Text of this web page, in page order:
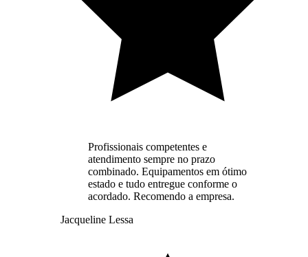
Profissionais competentes e
atendimento sempre no prazo
combinado. Equipamentos em ótimo
estado e tudo entregue conforme o
acordado. Recomendo a empresa.
Jacqueline Lessa